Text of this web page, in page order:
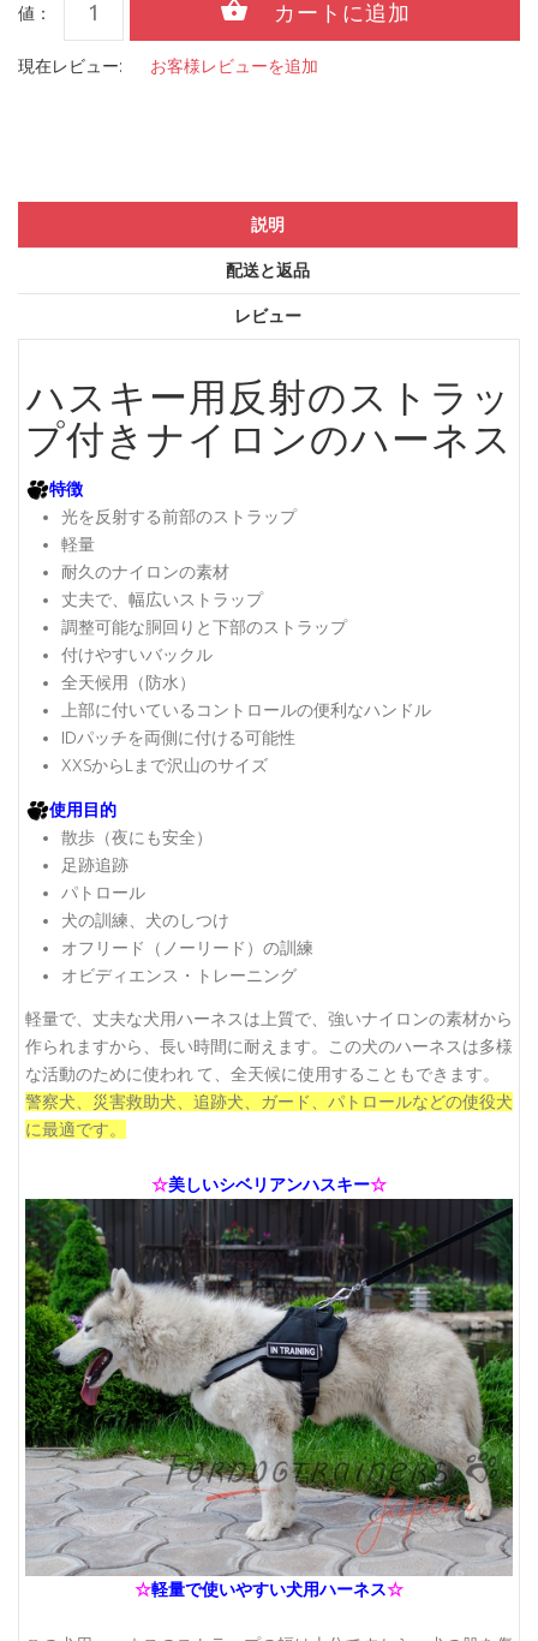
値：
現在レビュー: お客様レビューを追加
説明
配送と返品
レビュー
ハスキー用 反射のストラッ
プ付きナイロンのハーネス
特徴
光を反射する前部のストラップ
軽量
耐久のナイロンの素材
丈夫で、幅広いストラップ
調整可能な胴回りと下部のストラップ
付けやすいバックル
全天候用（防水）
上部に付いているコントロールの便利なハンドル
IDパッチを両側に付ける可能性
XXSからLまで沢山のサイズ
使用目的
散歩（夜にも安全）
足跡追跡
パトロール
犬の訓練、犬のしつけ
オフリード（ノーリード）の訓練
オビディエンス・トレーニング
軽量で、丈夫な犬用ハーネスは上質で、強いナイロンの素材から
作られますから、長い時間に耐えます。この犬のハーネスは多様
な活動のために使われ て、全天候に使用することもできます。
警察犬、災害救助犬、追跡犬、ガード、パトロールなどの使役犬
に最適です。
☆美しいシベリアンハスキー☆
☆軽量で使いやすい犬用ハーネス☆